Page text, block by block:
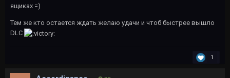
ящиках =)
Тем же кто остается ждать желаю удачи и чтоб быстрее вышло
DLC
1